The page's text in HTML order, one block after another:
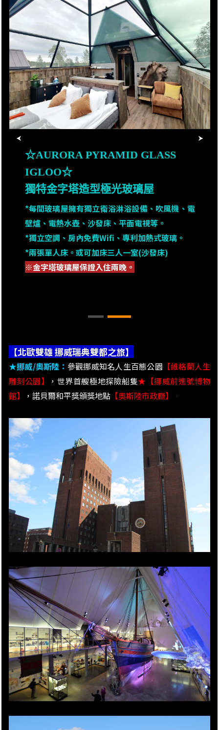
☆AURORA PYRAMID GLASS
IGLOO☆
獨特金字塔造型極光玻璃屋
*每間玻璃屋擁有獨立衛浴淋浴設備、吹風機、電
壁爐、電熱水壺、沙發床、平面電視等。
*獨立空調、房內免費Wifi、專利加熱式玻璃。
*兩張單人床。或可加床三人一室(沙發床)
※金字塔玻璃屋保證入住兩晚。
☆AURORA PYRAMID GLASS
IGLOO☆
獨特金字塔造型極光玻璃屋
*每間玻璃屋擁有獨立衛浴淋浴設備、吹風機、電
壁爐、電熱水壺、沙發床、平面電視等。
*獨立空調、房內免費Wifi、專利加熱式玻璃。
*兩張單人床。或可加床三人一室(沙發床)
※金字塔玻璃屋保證入住兩晚。
【北歐雙雄 挪威瑞典雙都之旅】
★挪威/奧斯陸： 參觀挪威知名人生百態公園 【維格蘭人生
雕刻公園】
，世界首艘極地探險船隻★ 【挪威前進號博物
館】
，諾貝爾和平獎頒獎地點【奧斯陸市政廳】 。